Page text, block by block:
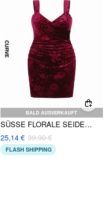
BALD AUSVERKAUFT
SÜSSE FLORALE SEIDEN-STRUMPFHOSE MAXIKLEID KURVE & PLUS
25,14 € 39,90 €
FLASH SHIPPING